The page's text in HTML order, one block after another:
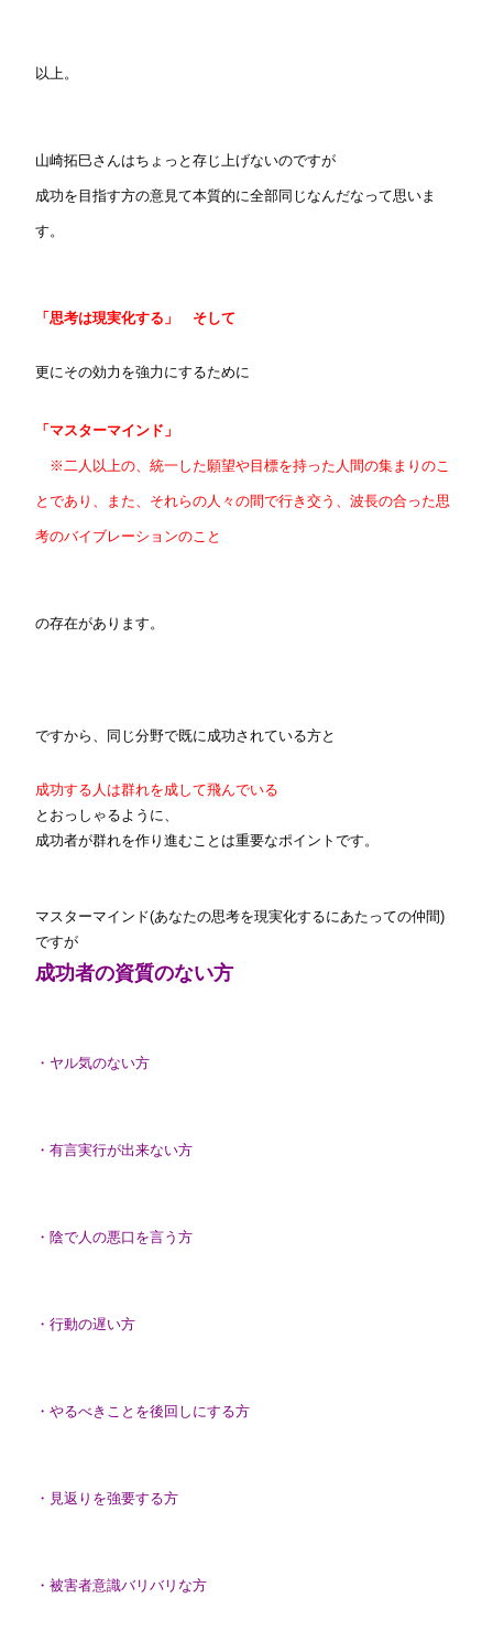
以上。
山崎拓巳さんはちょっと存じ上げないのですが
成功を目指す方の意見て本質的に全部同じなんだなって思いま
す。
「思考は現実化する」 そして
更にその効力を強力にするために
「マスターマインド」
※二人以上の、統一した願望や目標を持った人間の集まりのこ
とであり、 また、それらの人々の間で行き交う、波長の合った思
考のバイブレーションのこと
の存在があります。
ですから、同じ分野で既に成功されている方と
成功する人は群れを成して飛んでいる
とおっしゃるように、
成功者が群れを作り進むことは重要なポイントです。
マスターマインド(あなたの思考を現実化するにあたっての仲間)
ですが
成功者の資質のない方
・ヤル気のない方
・有言実行が出来ない方
・陰で人の悪口を言う方
・行動の遅い方
・やるべきことを後回しにする方
・見返りを強要する方
・被害者意識バリバリな方